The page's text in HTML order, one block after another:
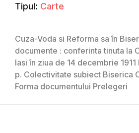
Tipul: Carte
Cuza-Voda si Reforma sa în
documente : conferinta tinuta la
Iasi în ziua de 14 decembrie
p. Colectivitate subiect Biserica
Forma documentului Prelegeri